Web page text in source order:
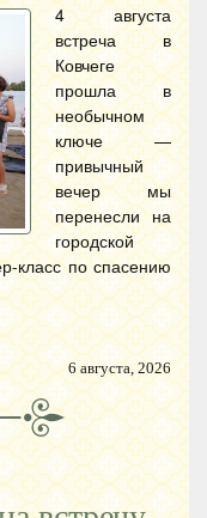
4 августа
встреча в
Ковчеге
прошла в
необычном
ключе —
привычный
вечер мы
перенесли на
городской
класс по спасению
6 августа, 2026